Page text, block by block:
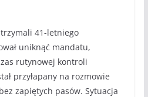
41-letniego
uniknąć mandatu,
rutynowej kontroli
przyłapany na rozmowie
zapiętych pasów. Sytuacja